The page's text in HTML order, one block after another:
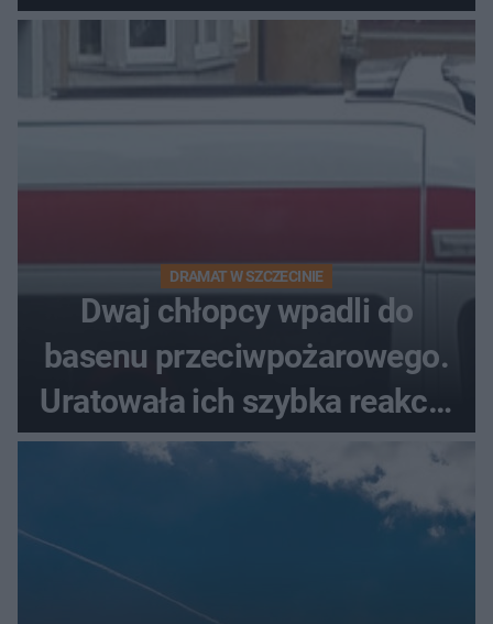
DRAMAT W SZCZECINIE
Dwaj chłopcy wpadli do
basenu przeciwpożarowego.
Uratowała ich szybka reakcja
świadków